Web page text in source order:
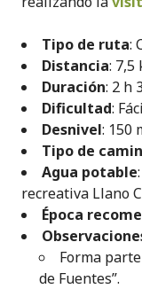
Tipo de ruta:
Distancia: 7,5
Duración: 2 h
Dificultad:
Desnivel: 150
Tipo de
Agua potable
recreativa Llano
Época
Forma
de Fuentes”.